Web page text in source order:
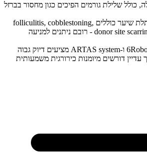
כולל שלילת גורמים הפיכים כגון מחסור בברזל
סיבוכים של השתלת שיער כוללים folliculitis, cobblestoning,
poor growth, ו-donor site scarring - רובם ניתנים למניעה
6
Robotic-assisted FUE ו-ARTAS system מציעים דיוק גבוה
דורשים מיומנות כירורגית משמעותית